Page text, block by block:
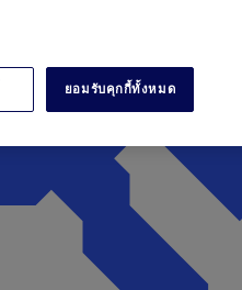
ยอมรับคุกกี้ทั้งหมด